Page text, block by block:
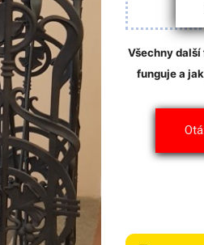
Všechny
funguje a